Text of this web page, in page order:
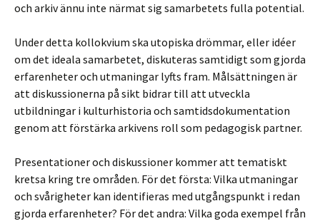
och arkiv ännu inte närmat sig samarbetets fulla potential.
Under detta kollokvium ska utopiska drömmar, eller idéer
om det ideala samarbetet, diskuteras samtidigt som gjorda
erfarenheter och utmaningar lyfts fram. Målsättningen är
att diskussionerna på sikt bidrar till att utveckla
utbildningar i kulturhistoria och samtidsdokumentation
genom att förstärka arkivens roll som pedagogisk partner.
Presentationer och diskussioner kommer att tematiskt
kretsa kring tre områden. För det första: Vilka utmaningar
och svårigheter kan identifieras med utgångspunkt i redan
gjorda erfarenheter? För det andra: Vilka goda exempel från